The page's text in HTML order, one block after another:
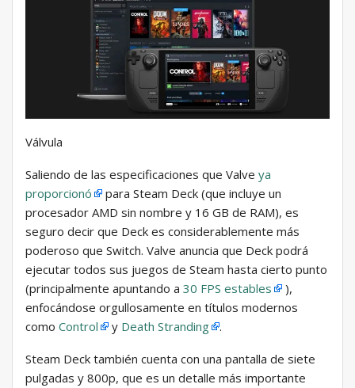
Válvula
Saliendo de las especificaciones que Valve ya
proporcionó
para Steam Deck (que incluye un
procesador AMD sin nombre y 16 GB de RAM), es
seguro decir que Deck es considerablemente más
poderoso que Switch. Valve anuncia que Deck podrá
ejecutar todos sus juegos de Steam hasta cierto punto
(principalmente apuntando a 30 FPS estables
),
enfocándose orgullosamente en títulos modernos
como Control y Death Stranding .
Steam Deck también cuenta con una pantalla de siete
pulgadas y 800p, que es un detalle más importante